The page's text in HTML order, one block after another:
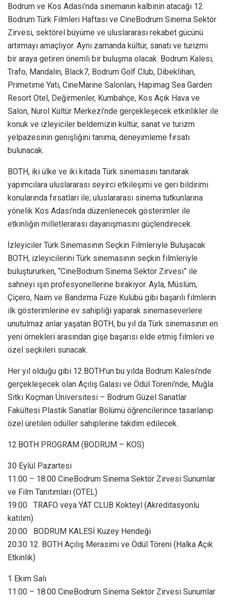
Bodrum ve Kos Adası’nda sinemanın kalbinin atacağı 12.
Bodrum Türk Filmleri Haftası ve CineBodrum Sinema Sektör
Zirvesi, sektörel büyüme ve uluslararası rekabet gücünü
artırmayı amaçlıyor. Aynı zamanda kültür, sanatı ve turizmi
bir araya getiren önemli bir buluşma olacak. Bodrum Kalesi,
Trafo, Mandalin, Black7, Bodrum Golf Club, Dibeklihan,
Primetime Yatı, CineMarine Salonları, Hapimag Sea Garden
Resort Otel, Değirmenler, Kumbahçe, Kos Açık Hava ve
Salon, Nurol Kültür Merkezi’nde gerçekleşecek etkinlikler ile
konuk ve izleyiciler beldemizin kültür, sanat ve turizm
yelpazesinin genişliğini tanıma, deneyimleme fırsatı
bulunacak.
BOTH, iki ülke ve iki kıtada Türk sinemasını tanıtarak
yapımcılara uluslararası seyirci etkileşimi ve geri bildirimi
konularında fırsatları ile; uluslararası sinema tutkunlarına
yönelik Kos Adası’nda düzenlenecek gösterimler ile
etkinliğin milletlerarası dayanışmasını güçlendirecek.
İzleyiciler Türk Sinemasının Seçkin Filmleriyle Buluşacak
BOTH, izleyicilerini Türk sinemasının seçkin filmleriyle
buluştururken, “CineBodrum Sinema Sektör Zirvesi” ile
sahneyi işin profesyonellerine bırakıyor. Ayla, Müslüm,
Çiçero, Naim ve Bandırma Füze Kulübü gibi başarılı filmlerin
ilk gösterimlerine ev sahipliği yaparak sinemaseverlere
unutulmaz anlar yaşatan BOTH, bu yıl da Türk sinemasının en
yeni örnekleri arasından gişe başarısı elde etmiş filmleri ve
özel seçkileri sunacak.
Her yıl olduğu gibi 12.BOTH’un bu yılda Bodrum Kalesi’nde
gerçekleşecek olan Açılış Galası ve Ödül Töreni’nde, Muğla
Sıtkı Koçman Üniversitesi – Bodrum Güzel Sanatlar
Fakültesi Plastik Sanatlar Bölümü öğrencilerince tasarlanıp
özel üretilen ödüller sahiplerine takdim edilecek.
12.BOTH PROGRAM (BODRUM – KOS)
30 Eylül Pazartesi
11:00 – 18:00 CineBodrum Sinema Sektör Zirvesi Sunumlar
ve Film Tanıtımları (OTEL)
19:00 TRAFO veya YAT CLUB Kokteyl (Akreditasyonlu
katılım)
20:00 BODRUM KALESİ Kuzey Hendeği
20:30 12. BOTH Açılış Merasimi ve Ödül Töreni (Halka Açık
Etkinlik)
1 Ekim Salı
11:00 – 18:00 CineBodrum Sinema Sektör Zirvesi Sunumlar